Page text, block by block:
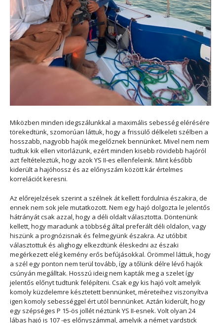
Miközben minden idegszálunkkal a maximális sebesség elérésére
törekedtünk, szomorúan láttuk, hogy a frissülő délkeleti szélben a
hosszabb, nagyobb hajók megelőznek bennünket. Mivel nem nem
tudtuk kik ellen vitorlázunk, ezért minden kisebb rövidebb hajóról
azt feltételeztük, hogy azok YS II-es ellenfeleink. Mint később
kiderült a hajóhossz és az előnyszám között kár értelmes
korrelációt keresni.
Az előrejelzések szerint a szélnek át kellett fordulnia északira, de
ennek nem sok jele mutatkozott. Nem egy hajó dolgozta le jelentős
hátrányát csak azzal, hogy a déli oldalt választotta. Döntenünk
kellett, hogy maradunk a többség által preferált déli oldalon, vagy
hiszünk a prognózisnak és felmegyünk északra. Az utóbbit
választottuk és alighogy elkezdtünk éleskedni az északi
megérkezett elég kemény erős befújásokkal. Örömmel láttuk, hogy
a szél egy ponton nem terül tovább, így a tőlünk délre lévő hajók
csúnyán megálltak. Hosszú ideig nem kapták meg a szelet így
jelentős előnyt tudtunk felépíteni. Csak egy kis hajó volt amelyik
komoly küzdelemre késztetett bennünket, méreteihez viszonyítva
igen komoly sebességgel ért utól bennünket. Aztán kiderült, hogy
egy szépséges P 15-ös jollét néztünk YS II-esnek. Volt olyan 24
lábas hajó is 107 -es előnyszámmal, amelyik a német yardstick